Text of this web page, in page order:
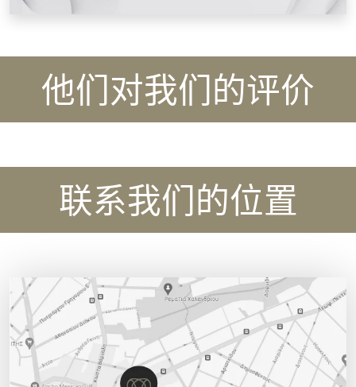
他们对我们的评价
联系我们的位置